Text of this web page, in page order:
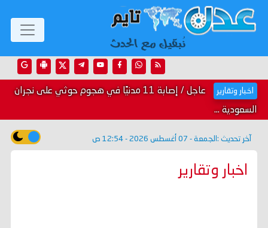
اخبار وتقارير عاجل / إصابة 11 مدنيًا في هجوم حوثي على نجران
السعودية ...
آخر تحديث : الجمعة - 07 أغسطس 2026 - 12:54 ص
اخبار وتقارير